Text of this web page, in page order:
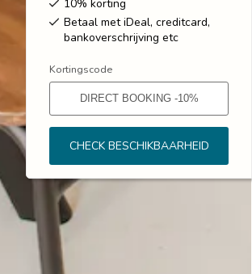
10% korting
Betaal met iDeal, creditcard,
bankoverschrijving etc
Kortingscode
CHECK BESCHIKBAARHEID